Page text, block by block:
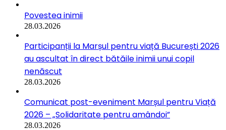
Povestea inimii
28.03.2026
Participanții la Marșul pentru viață București 2026
au ascultat în direct bătăile inimii unui copil
nenăscut
28.03.2026
Comunicat post-eveniment Marșul pentru Viață
2026 – „Solidaritate pentru amândoi”
28.03.2026